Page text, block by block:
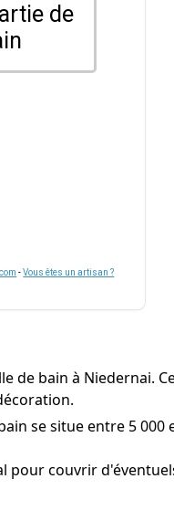
de
-Vous êtes un artisan ?
de bain à Niedernai.
se situe entre 5 000
pour couvrir